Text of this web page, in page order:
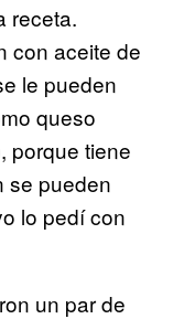
receta.
con aceite de
le pueden
queso
porque tiene
se pueden
lo pedí con
un par de